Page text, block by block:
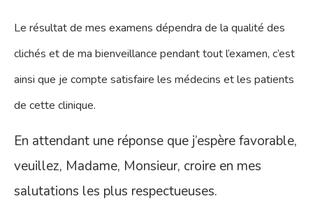
Le résultat de mes examens dépendra de la qualité des
clichés et de ma bienveillance pendant tout l’examen, c’est
ainsi que je compte satisfaire les médecins et les patients
de cette clinique.
En attendant une réponse que j’espère favorable,
veuillez, Madame, Monsieur, croire en mes
salutations les plus respectueuses.